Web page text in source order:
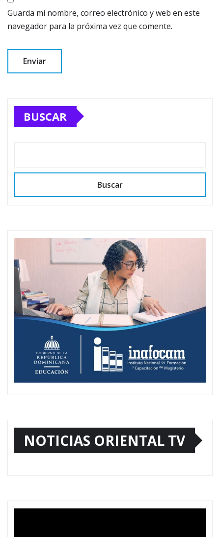
Guarda mi nombre, correo electrónico y web en este
navegador para la próxima vez que comente.
BUSCAR
Buscar
NOTICIAS ORIENTAL TV